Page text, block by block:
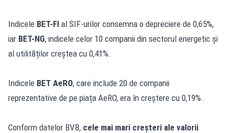
Indicele BET-FI al SIF-urilor consemna o depreciere de 0,65%,
iar BET-NG, indicele celor 10 companii din sectorul energetic și
al utilităților creștea cu 0,41%.
Indicele BET AeRO, care include 20 de companii
reprezentative de pe piața AeRO, era în creștere cu 0,19%.
Conform datelor BVB, cele mai mari creșteri ale valorii